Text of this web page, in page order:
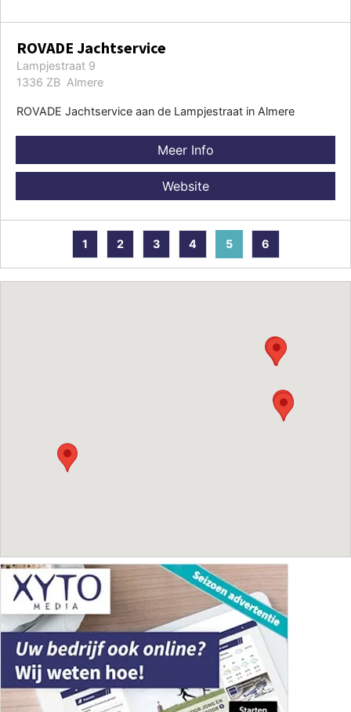
ROVADE Jachtservice
Lampjestraat 9
1336 ZB Almere
ROVADE Jachtservice aan de Lampjestraat in Almere
Meer Info
Website
1 2 3 4 5 6